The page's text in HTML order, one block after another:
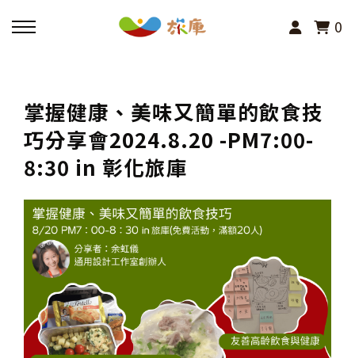
0
活動報名
小旅行及主題導覽
講座、體驗與課程
其他活動
掌握健康、美味又簡單的飲食技
巧分享會2024.8.20 -PM7:00-
8:30 in 彰化旅庫